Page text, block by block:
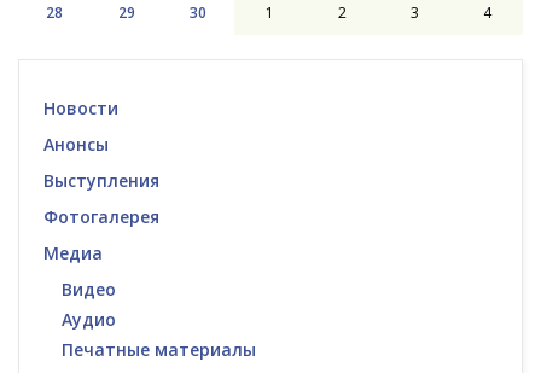
28 29 30 1 2 3 4
Новости
Анонсы
Выступления
Фотогалерея
Медиа
Видео
Аудио
Печатные материалы